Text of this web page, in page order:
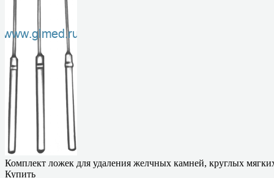
Комплект ложек для удаления желчных камней, круглых
Купить